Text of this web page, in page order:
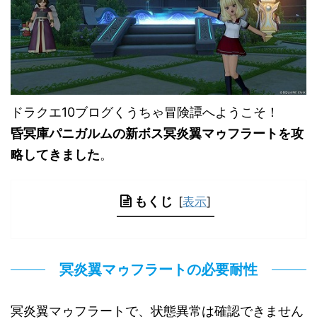
ドラクエ10ブログくうちゃ冒険譚へようこそ！
昏冥庫パニガルムの新ボス冥炎翼マゥフラートを攻
略してきました。
もくじ [表示]
冥炎翼マゥフラートの必要耐性
冥炎翼マゥフラートで、状態異常は確認できません